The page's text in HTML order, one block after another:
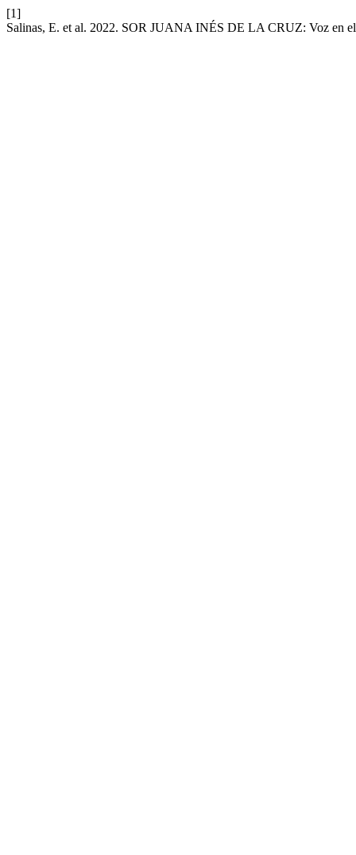
[1]
Salinas, E. et al. 2022. SOR JUANA INÉS DE LA CRUZ: Voz en